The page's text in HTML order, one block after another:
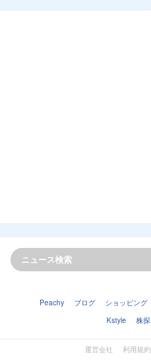
Peachy ブログ ショッピング
Kstyle
株探
運営会社 利用規約